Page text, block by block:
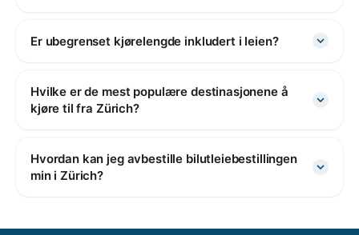
Er ubegrenset kjørelengde inkludert i leien?
Hvilke er de mest populære destinasjonene å
kjøre til fra Zürich?
Hvordan kan jeg avbestille bilutleiebestillingen
min i Zürich?